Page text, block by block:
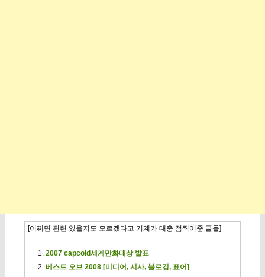
[어쩌면 관련 있을지도 모르겠다고 기계가 대충 점찍어준 글들]
2007 capcold세계만화대상 발표
베스트 오브 2008 [미디어, 시사, 블로깅, 표어]